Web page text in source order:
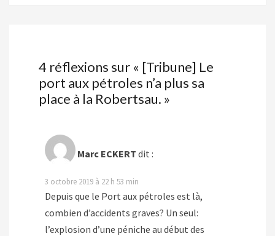
4 réflexions sur « [Tribune] Le
port aux pétroles n’a plus sa
place à la Robertsau. »
Marc ECKERT dit :
3 octobre 2019 à 22 h 53 min
Depuis que le Port aux pétroles est là,
combien d’accidents graves? Un seul:
l’explosion d’une péniche au début des